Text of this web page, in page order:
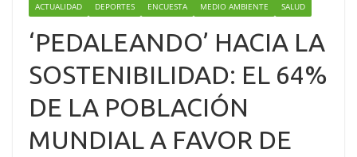
ACTUALIDAD DEPORTES ENCUESTA MEDIO AMBIENTE SALUD
‘PEDALEANDO’ HACIA LA
SOSTENIBILIDAD: EL 64%
DE LA POBLACIÓN
MUNDIAL A FAVOR DE